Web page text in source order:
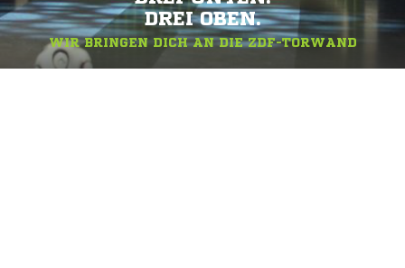
DREI OBEN.
WIR BRINGEN DICH AN DIE ZDF-TORWAND